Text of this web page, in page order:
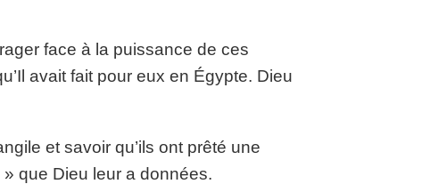
face à la puissance de ces
avait fait pour eux en Égypte. Dieu
et savoir qu’ils ont prêté une
que Dieu leur a données.